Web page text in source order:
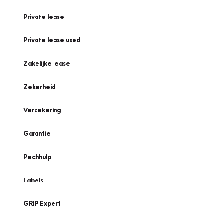
Private lease
Private lease used
Zakelijke lease
Zekerheid
Verzekering
Garantie
Pechhulp
Labels
GRIP Expert